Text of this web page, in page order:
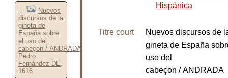
Nuevos
discursos de la
gineta de
España sobre
el uso del
cabeçon / ANDRADA
Pedro
Fernández DE,
1616
Hispánica
Titre court
Nuevos discursos de
gineta de España
uso del
cabeçon / ANDRADA